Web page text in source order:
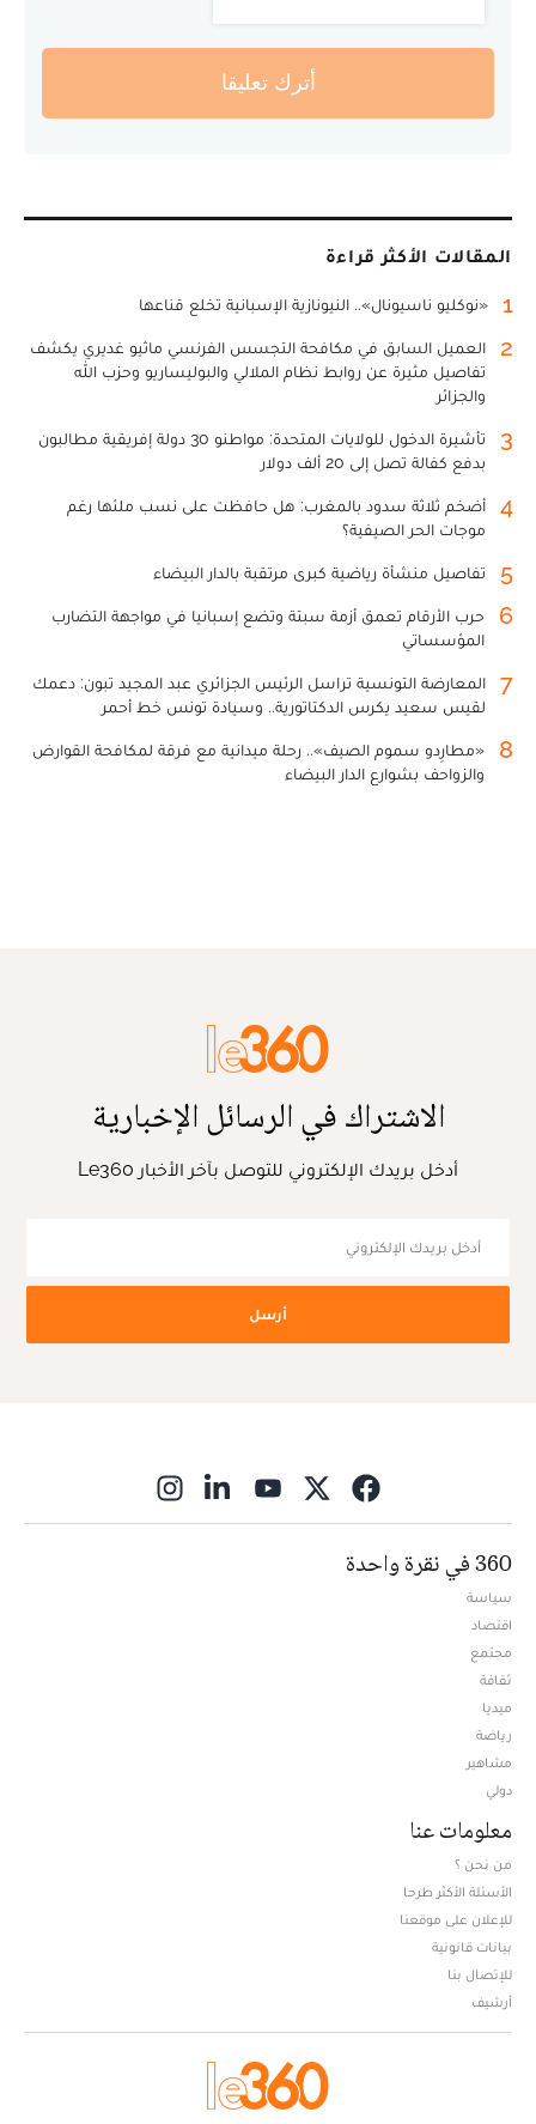
أترك تعليقا
المقالات الأكثر قراءة
1 «نوكليو ناسيونال».. النيونازية الإسبانية تخلع قناعها
2
العميل السابق في مكافحة التجسس الفرنسي ماثيو غديري يكشف
تفاصيل مثيرة عن روابط نظام الملالي والبوليساريو وحزب الله
والجزائر
3
تأشيرة الدخول للولايات المتحدة: مواطنو 30 دولة إفريقية مطالبون
بدفع كفالة تصل إلى 20 ألف دولار
4
أضخم ثلاثة سدود بالمغرب: هل حافظت على نسب ملئها رغم
موجات الحر الصيفية؟
5 تفاصيل منشأة رياضية كبرى مرتقبة بالدار البيضاء
6
حرب الأرقام تعمق أزمة سبتة وتضع إسبانيا في مواجهة التضارب
المؤسساتي
7
المعارضة التونسية تراسل الرئيس الجزائري عبد المجيد تبون: دعمك
لقيس سعيد يكرس الدكتاتورية.. وسيادة تونس خط أحمر
8
«مطارِدو سموم الصيف».. رحلة ميدانية مع فرقة لمكافحة القوارض
والزواحف بشوارع الدار البيضاء
الاشتراك في الرسائل الإخبارية
أدخل بريدك الإلكتروني للتوصل بآخر الأخبار Le360
أرسل
360 في نقرة واحدة
سياسة
اقتصاد
مجتمع
ثقافة
ميديا
رياضة
مشاهير
دولي
معلومات عنا
من نحن ؟
الأسئلة الأكثر طرحا
للإعلان على موقعنا
بيانات قانونية
للإتصال بنا
أرشيف